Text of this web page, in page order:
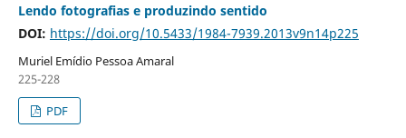
Lendo fotografias e produzindo sentido
DOI: https://doi.org/10.5433/1984-7939.2013v9n14p225
Muriel Emídio Pessoa Amaral
225-228
PDF